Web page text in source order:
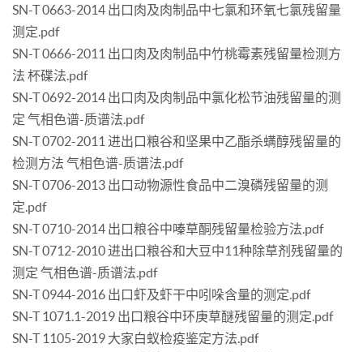
SN-T 0663-2014 出口肉及肉制品中七氯和环氧七氯残留量
测定.pdf
SN-T 0666-2011 出口肉及肉制品中竹桃霉素残留量检测方
法 杯碟法.pdf
SN-T 0692-2014 出口肉及肉制品中氯化松节油残留量的测
定 气相色谱-质谱法.pdf
SN-T 0702-2011 进出口粮谷和坚果中乙酯杀螨醇残留量的
检测方法 气相色谱-质谱法.pdf
SN-T 0706-2013 出口动物源性食品中二溴磷残留量的测
定.pdf
SN-T 0710-2014 出口粮谷中嗪草酮残留量检验方法.pdf
SN-T 0712-2010 进出口粮谷和大豆中11种除草剂残留量的
测定 气相色谱-质谱法.pdf
SN-T 0944-2016 出口虾及虾干中吲哚含量的测定.pdf
SN-T 1071.1-2019 出口粮谷中环庚草醚残留量的测定.pdf
SN-T 1105-2019 大家白蚁检疫鉴定方法.pdf